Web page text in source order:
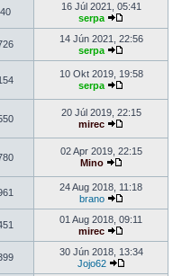
16 Júl 2021, 05:41
serpa
14 Jún 2021, 22:56
serpa
10 Okt 2019, 19:58
serpa
20 Júl 2019, 22:15
mirec
02 Apr 2019, 22:15
Mino
24 Aug 2018, 11:18
brano
01 Aug 2018, 09:11
mirec
30 Jún 2018, 13:34
Jojo62